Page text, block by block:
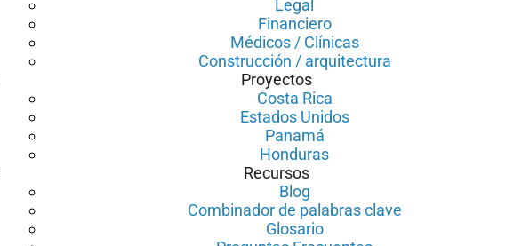
Legal
Financiero
Médicos / Clínicas
Construcción / arquitectura
Proyectos
Costa Rica
Estados Unidos
Panamá
Honduras
Recursos
Blog
Combinador de palabras clave
Glosario